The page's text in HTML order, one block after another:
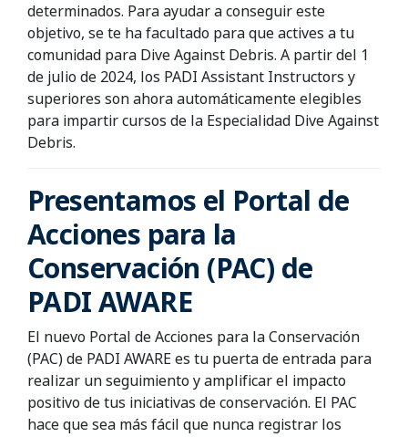
determinados. Para ayudar a conseguir este
objetivo, se te ha facultado para que actives a tu
comunidad para Dive Against Debris. A partir del 1
de julio de 2024, los PADI Assistant Instructors y
superiores son ahora automáticamente elegibles
para impartir cursos de la Especialidad Dive Against
Debris.
Presentamos el Portal de
Acciones para la
Conservación (PAC) de
PADI AWARE
El nuevo Portal de Acciones para la Conservación
(PAC) de PADI AWARE es tu puerta de entrada para
realizar un seguimiento y amplificar el impacto
positivo de tus iniciativas de conservación. El PAC
hace que sea más fácil que nunca registrar los